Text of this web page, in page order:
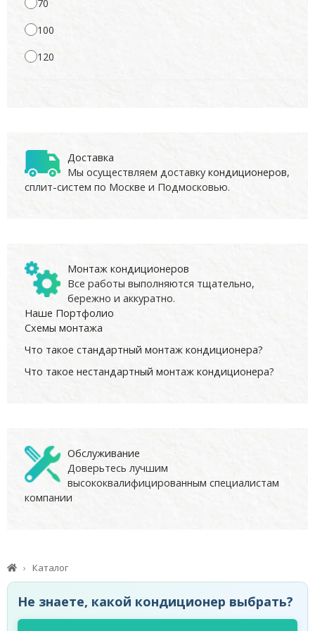
70
100
120
Доставка
Мы осуществляем доставку кондиционеров,
сплит-систем по Москве и Подмосковью.
Монтаж кондиционеров
Все работы выполняются тщательно,
бережно и аккуратно.
Наше Портфолио
Схемы монтажа
Что такое стандартный монтаж кондиционера?
Что такое нестандартный монтаж кондиционера?
Обслуживание
Доверьтесь лучшим
высококвалифицированным специалистам
компании
Каталог
Не знаете, какой кондиционер выбрать?